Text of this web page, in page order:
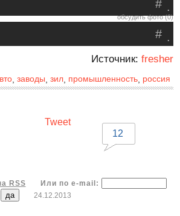
.
#
обсудить фото (0)
.
#
Источник: fresher
, заводы зил, промышленность, россия
Tweet
12
RSS
Или по e-mail:
24.12.2013